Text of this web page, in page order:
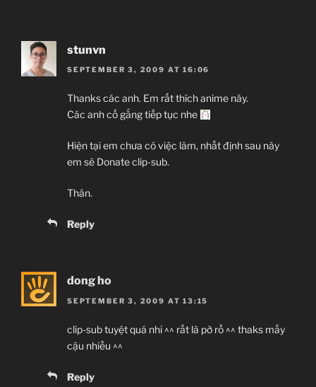
stunvn
SEPTEMBER 3, 2009 AT 16:06
Thanks các anh. Em rất thích anime này.
Các anh cố gắng tiếp tục nhe
Hiện tại em chưa có việc làm, nhất định sau này
em sẽ Donate clip-sub.
Thân.
Reply
dong ho
SEPTEMBER 3, 2009 AT 13:15
clip-sub tuyệt quá nhỉ ^^ rất là pờ rồ ^^ thaks mấy
cậu nhiều ^^
Reply